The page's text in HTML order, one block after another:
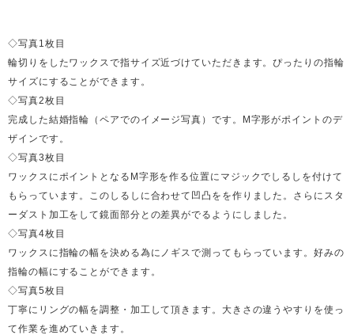
◇写真1枚目
輪切りをしたワックスで指サイズ近づけていただきます。ぴったりの指輪
サイズにすることができます。
◇写真2枚目
完成した結婚指輪（ペアでのイメージ写真）です。M字形がポイントのデ
ザインです。
◇写真3枚目
ワックスにポイントとなるM字形を作る位置にマジックでしるしを付けて
もらっています。このしるしに合わせて凹凸をを作りました。さらにスタ
ーダスト加工をして鏡面部分との差異がでるようにしました。
◇写真4枚目
ワックスに指輪の幅を決める為にノギスで測ってもらっています。好みの
指輪の幅にすることができます。
◇写真5枚目
丁寧にリングの幅を調整・加工して頂きます。大きさの違うやすりを使っ
て作業を進めていきます。